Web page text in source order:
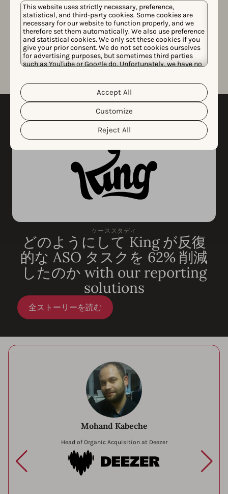
This website uses strictly necessary, preference,
statistical, and third-party cookies. Some cookies are
necessary for our website to function properly, and we
therefore set them automatically. We also use preference
and statistical cookies. We only set these cookies if you
give your prior consent. We do not set cookies ourselves
for advertising purposes, but sometimes third parties
such as YouTube or Google do. Unfortunately, we have no
personal data and the different cookies we use, please
read our
Cookie Policy&Privacy Policy
customize your cookie settings and preferences by
clicking the “Customize” button.
Reject All
Customize
Accept All
新しいアプリページが検索の結果で目立つかどうかを
プレビューしたいですか？ライブ検索を使用してクリ
ック一つで確認できます。
ケーススタディ
どのようにして King が反復
的な ASO タスクを 62% 削減
したのか with our reporting
solutions
全ストーリーを読む
Mohand Kabeche
Head of Organic Acquisition at Deezer
Deezer